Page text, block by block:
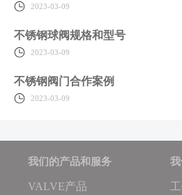
2023-03-09
不锈钢球阀规格和型号
2023-03-09
不锈钢阀门合作案例
2023-03-09
我们的产品和服务
VALVE产品
我